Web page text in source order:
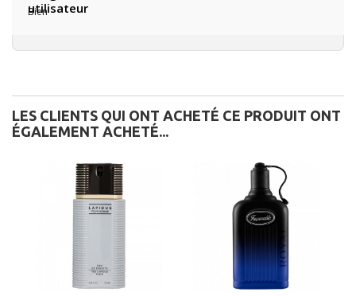
Bien
LES CLIENTS QUI ONT ACHETÉ CE PRODUIT ONT
ÉGALEMENT ACHETÉ...